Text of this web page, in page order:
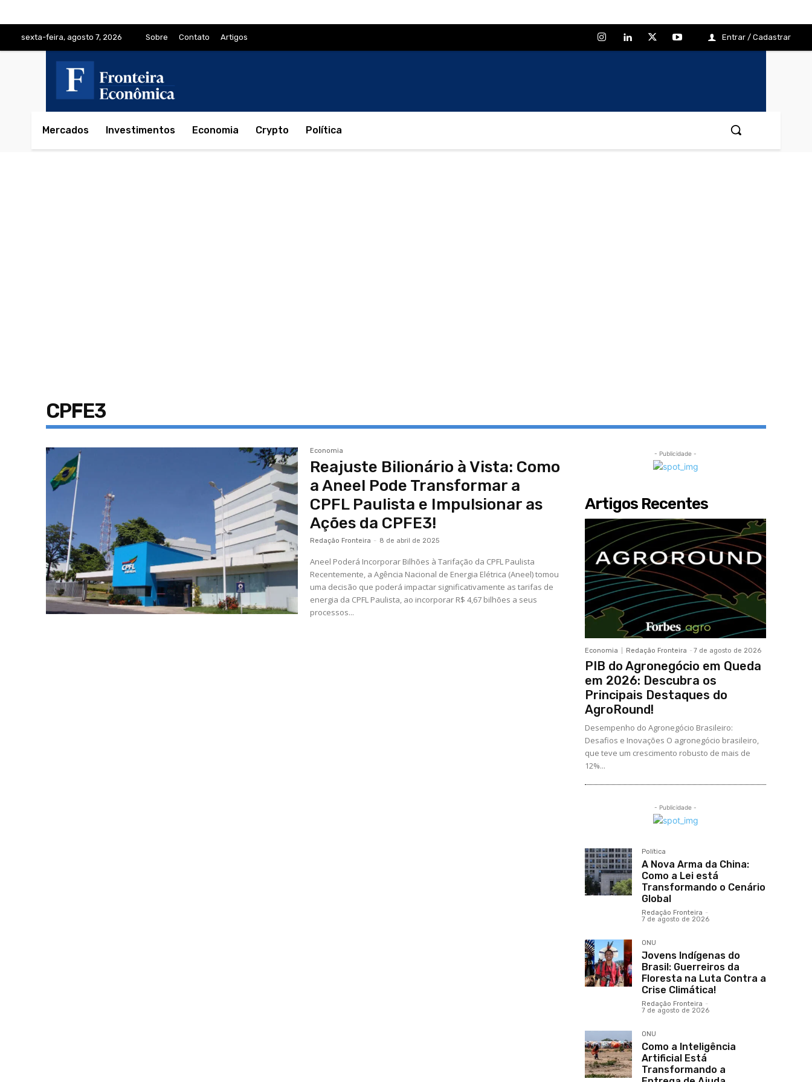
sexta-feira, agosto 7, 2026 Sobre Contato Artigos Entrar / Cadastrar
Mercados Investimentos Economia Crypto Política
CPFE3
Economia
Reajuste Bilionário à Vista: Como
a Aneel Pode Transformar a
CPFL Paulista e Impulsionar as
Ações da CPFE3!
Redação Fronteira - 8 de abril de 2025
Aneel Poderá Incorporar Bilhões à Tarifação da CPFL Paulista
Recentemente, a Agência Nacional de Energia Elétrica (Aneel) tomou
uma decisão que poderá impactar significativamente as tarifas de
energia da CPFL Paulista, ao incorporar R$ 4,67 bilhões a seus
processos...
- Publicidade -
Artigos Recentes
Economia Redação Fronteira - 7 de agosto de 2026
PIB do Agronegócio em Queda
em 2026: Descubra os
Principais Destaques do
AgroRound!
Desempenho do Agronegócio Brasileiro:
Desafios e Inovações O agronegócio brasileiro,
que teve um crescimento robusto de mais de
12%...
- Publicidade -
Política
A Nova Arma da China:
Como a Lei está
Transformando o Cenário
Global
Redação Fronteira -
7 de agosto de 2026
ONU
Jovens Indígenas do
Brasil: Guerreiros da
Floresta na Luta Contra a
Crise Climática!
Redação Fronteira -
7 de agosto de 2026
ONU
Como a Inteligência
Artificial Está
Transformando a